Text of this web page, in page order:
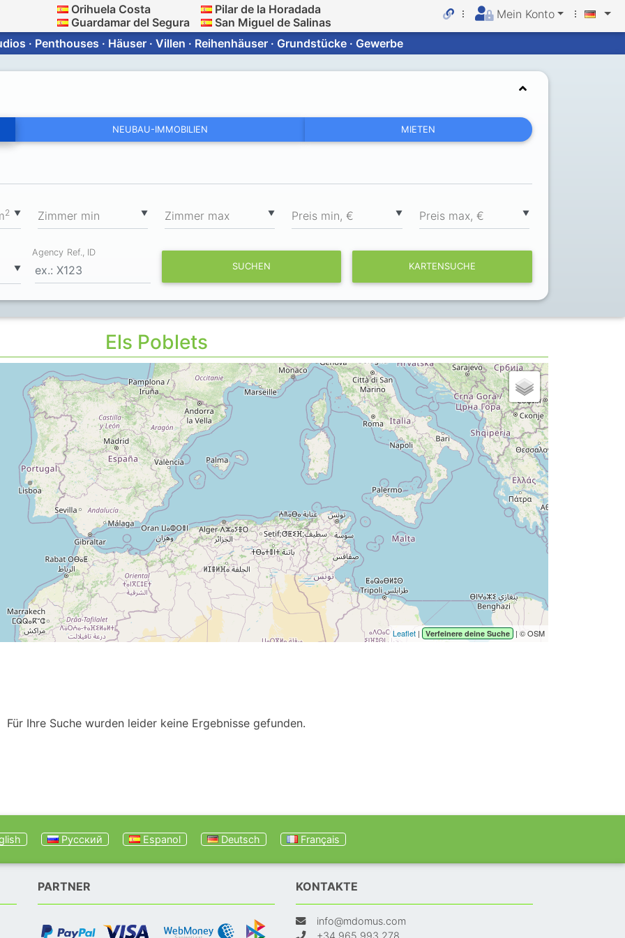
Orihuela Costa
Guardamar del Segura
Pilar de la Horadada
San Miguel de Salinas
Mein Konto
· Penthouses · Häuser · Villen · Reihenhäuser · Grundstücke · Gewerbe
NEUBAU-IMMOBILIEN MIETEN
▼
2 ▼
Zimmer min ▼
Zimmer max ▼
Preis min, € ▼
Preis max, €
▼
Agency Ref., ID
SUCHEN
KARTENSUCHE
Els Poblets
Leaflet | Verfeinere deine Suche | © OSM
Für Ihre Suche wurden leider keine Ergebnisse gefunden.
Русский Espanol Deutsch Français
PARTNER KONTAKTE
info@mdomus.com
+34 965 993 278